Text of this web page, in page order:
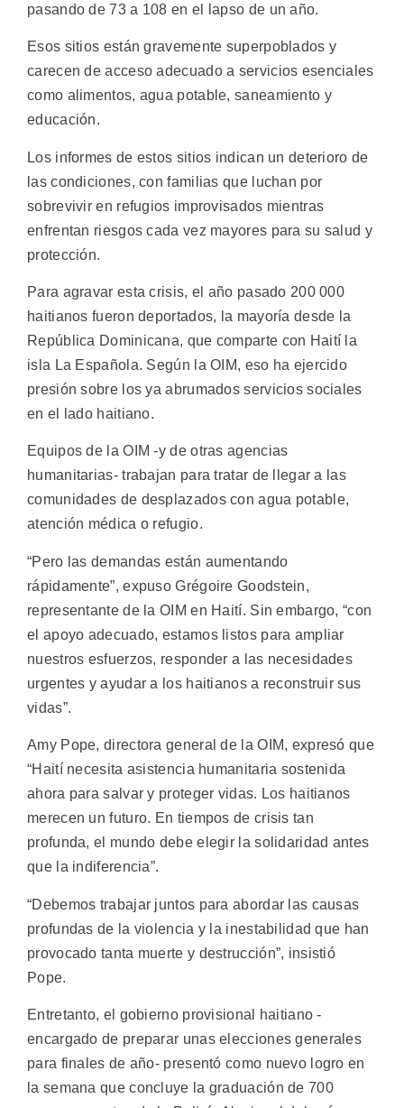
pasando de 73 a 108 en el lapso de un año.
Esos sitios están gravemente superpoblados y
carecen de acceso adecuado a servicios esenciales
como alimentos, agua potable, saneamiento y
educación.
Los informes de estos sitios indican un deterioro de
las condiciones, con familias que luchan por
sobrevivir en refugios improvisados mientras
enfrentan riesgos cada vez mayores para su salud y
protección.
Para agravar esta crisis, el año pasado 200 000
haitianos fueron deportados, la mayoría desde la
República Dominicana, que comparte con Haití la
isla La Española. Según la OIM, eso ha ejercido
presión sobre los ya abrumados servicios sociales
en el lado haitiano.
Equipos de la OIM -y de otras agencias
humanitarias- trabajan para tratar de llegar a las
comunidades de desplazados con agua potable,
atención médica o refugio.
“Pero las demandas están aumentando
rápidamente”, expuso Grégoire Goodstein,
representante de la OIM en Haití. Sin embargo, “con
el apoyo adecuado, estamos listos para ampliar
nuestros esfuerzos, responder a las necesidades
urgentes y ayudar a los haitianos a reconstruir sus
vidas”.
Amy Pope, directora general de la OIM, expresó que
“Haití necesita asistencia humanitaria sostenida
ahora para salvar y proteger vidas. Los haitianos
merecen un futuro. En tiempos de crisis tan
profunda, el mundo debe elegir la solidaridad antes
que la indiferencia”.
“Debemos trabajar juntos para abordar las causas
profundas de la violencia y la inestabilidad que han
provocado tanta muerte y destrucción”, insistió
Pope.
Entretanto, el gobierno provisional haitiano -
encargado de preparar unas elecciones generales
para finales de año- presentó como nuevo logro en
la semana que concluye la graduación de 700